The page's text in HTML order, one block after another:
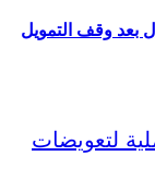
بعد وقف التمويل